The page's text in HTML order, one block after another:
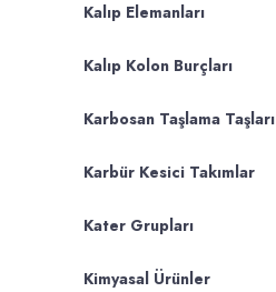
Kalıp Elemanları
Kalıp Kolon Burçları
Karbosan Taşlama Taşları
Karbür Kesici Takımlar
Kater Grupları
Kimyasal Ürünler